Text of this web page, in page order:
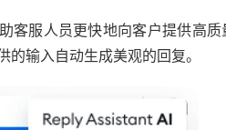
客服人员更快地向客户提供高质
的输入自动生成美观的回复。